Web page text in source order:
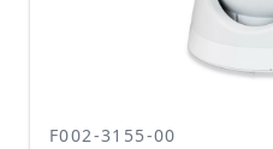
F002-3155-00